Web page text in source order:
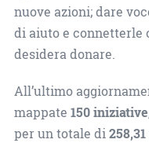
nuove azioni; dare
di aiuto e connetterle
desidera donare.
All’ultimo
mappate 150 iniziative
per un totale di